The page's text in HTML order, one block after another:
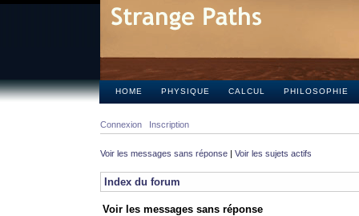
HOME PHYSIQUE CALCUL PHILOSOPHIE
Connexion Inscription
Voir les messages sans réponse | Voir les sujets actifs
Index du forum
Voir les messages sans réponse